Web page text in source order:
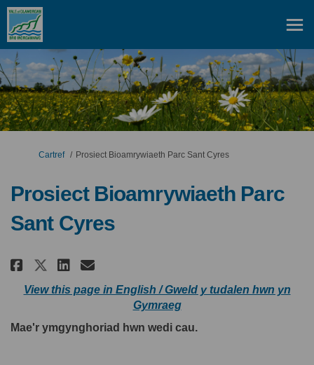
Rydych yma:
Cartref Prosiect Bioamrywiaeth Parc Sant Cyres
Prosiect Bioamrywiaeth Parc
Sant Cyres
Rhannu Prosiect Bioamrywiaeth
Rhannu Prosiect
Rhannu Prosiect
E-bost Prosiect
View this page in English / Gweld y tudalen hwn yn
Gymraeg(Dolen allanol)
Mae'r ymgynghoriad hwn wedi cau.